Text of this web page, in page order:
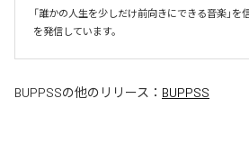
「誰かの人生を少しだけ前向きにできる音楽」
を発信しています。
BUPPSSの他のリリース： BUPPSS